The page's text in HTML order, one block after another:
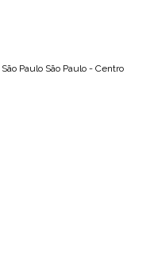
São Paulo São Paulo - Centro